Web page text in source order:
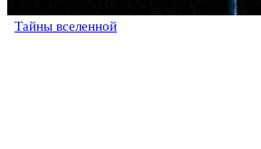
Тайны вселенной